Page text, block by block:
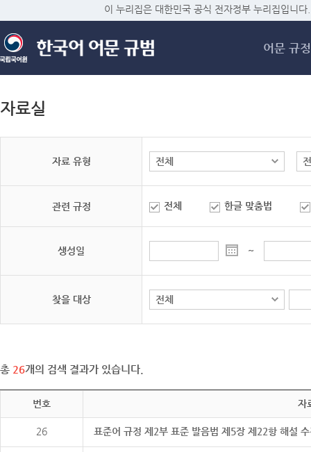
메
이 누리집은 대한민국 공식 전자정부 누리집입니다.
어문 규정
자료실
자료 유형
관련 규정 전체 한글 맞춤법
생성일 ~
찾을 대상
총 26개의 검색 결과가 있습니다.
번호 자
26 표준어 규정 제2부 표준 발음법 제5장 제22항 해설